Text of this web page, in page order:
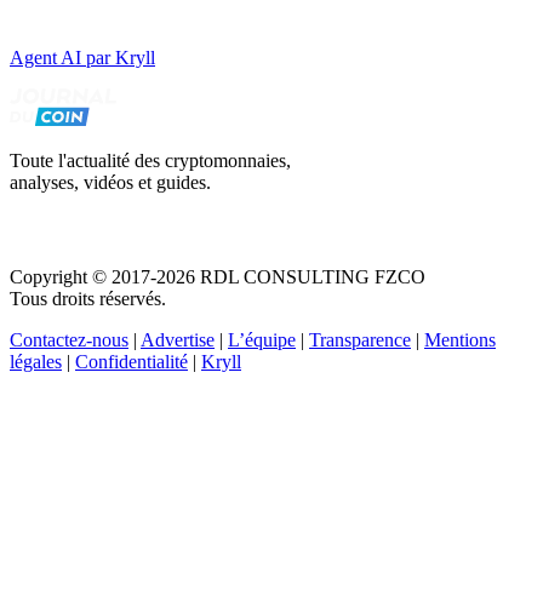
Agent AI par Kryll
Toute l'actualité des cryptomonnaies,
analyses, vidéos et guides.
Copyright © 2017-2026 RDL CONSULTING FZCO
Tous droits réservés.
Contactez-nous | Advertise | L’équipe | Transparence | Mentions
légales | Confidentialité | Kryll